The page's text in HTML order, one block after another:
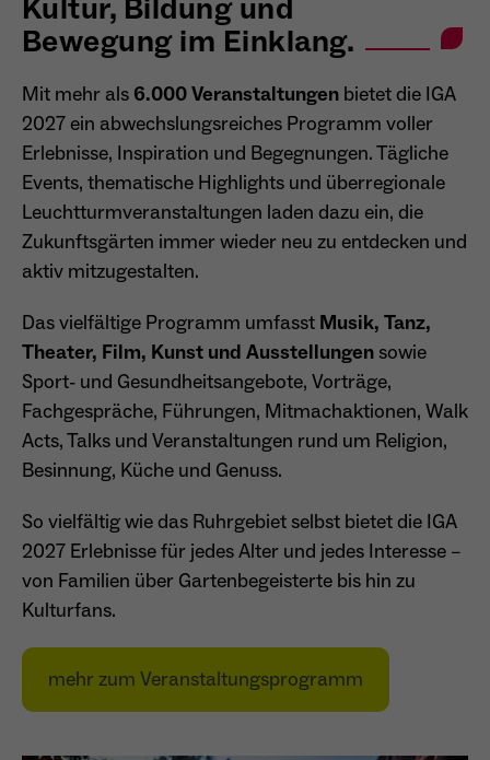
Kultur, Bildung und
Bewegung im Einklang.
Mit mehr als 6.000 Veranstaltungen bietet die IGA
2027 ein abwechslungsreiches Programm voller
Erlebnisse, Inspiration und Begegnungen. Tägliche
Events, thematische Highlights und überregionale
Leuchtturmveranstaltungen laden dazu ein, die
Zukunftsgärten immer wieder neu zu entdecken und
aktiv mitzugestalten.
Das vielfältige Programm umfasst Musik, Tanz,
Theater, Film, Kunst und Ausstellungen sowie
Sport- und Gesundheitsangebote, Vorträge,
Fachgespräche, Führungen, Mitmachaktionen, Walk
Acts, Talks und Veranstaltungen rund um Religion,
Besinnung, Küche und Genuss.
So vielfältig wie das Ruhrgebiet selbst bietet die IGA
2027 Erlebnisse für jedes Alter und jedes Interesse –
von Familien über Gartenbegeisterte bis hin zu
Kulturfans.
mehr zum Veranstaltungsprogramm